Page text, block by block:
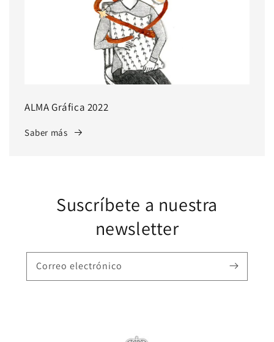
ALMA Gráfica 2022
Saber más
Suscríbete a nuestra
newsletter
Correo electrónico